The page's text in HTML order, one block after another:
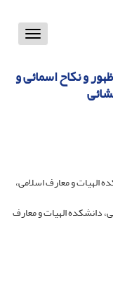
Toggle
و نکاح اسمائی و
الهیات و معارف اسلامی،
دانشکده الهیات و معارف